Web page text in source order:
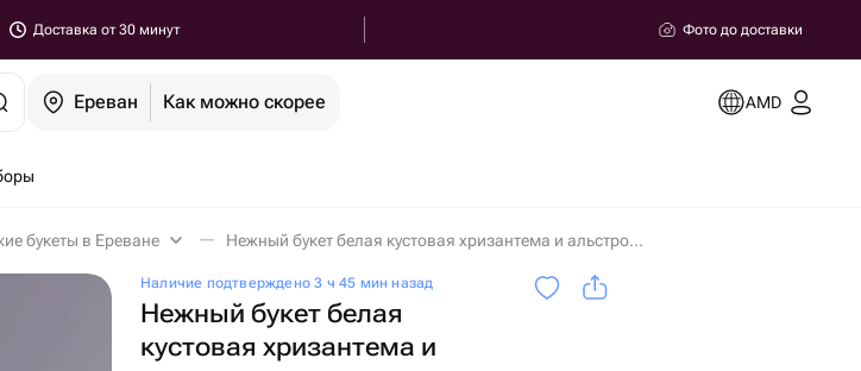
Доставка от 30 минут Фото до доставки
Ереван Как можно скорее AMD
букеты в Ереване Нежный букет белая кустовая хризантема и альстромерия в Ереване
Наличие подтверждено 3 ч 45 мин назад
Нежный букет белая
кустовая хризантема и